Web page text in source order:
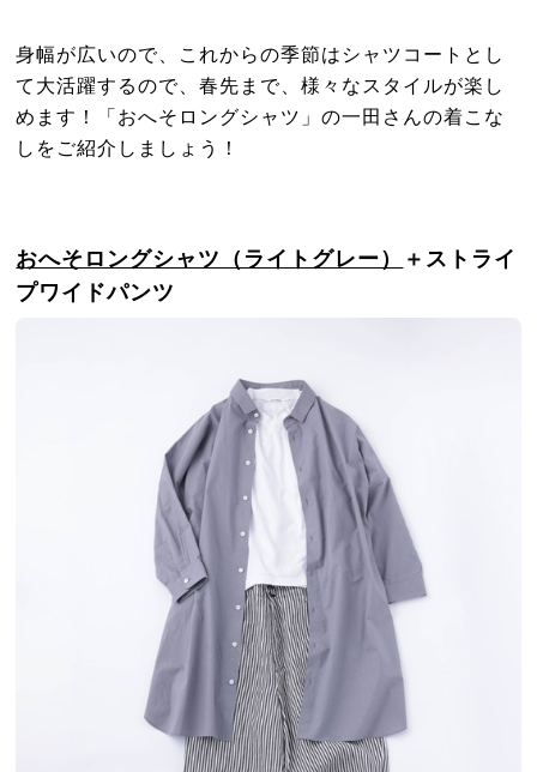
身幅が広いので、これからの季節はシャツコートとし
て大活躍するので、春先まで、様々なスタイルが楽し
めます！「おへそロングシャツ」の一田さんの着こな
しをご紹介しましょう！
おへそロングシャツ（ライトグレー）
＋ストライ
プワイドパンツ